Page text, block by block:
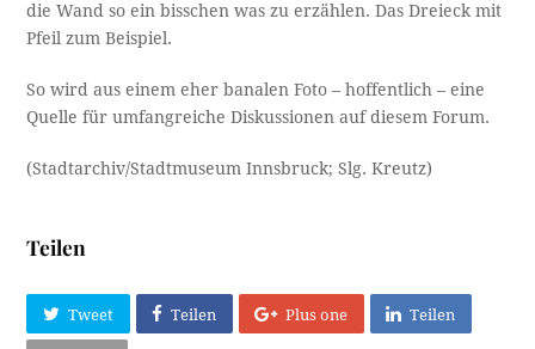
die Wand so ein bisschen was zu erzählen. Das Dreieck mit
Pfeil zum Beispiel.
So wird aus einem eher banalen Foto – hoffentlich – eine
Quelle für umfangreiche Diskussionen auf diesem Forum.
(Stadtarchiv/Stadtmuseum Innsbruck; Slg. Kreutz)
Teilen
Tweet Teilen Plus one Teilen